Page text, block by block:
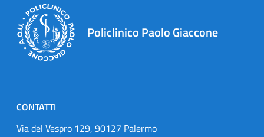
Policlinico Paolo Giaccone
CONTATTI
Via del Vespro 129, 90127 Palermo